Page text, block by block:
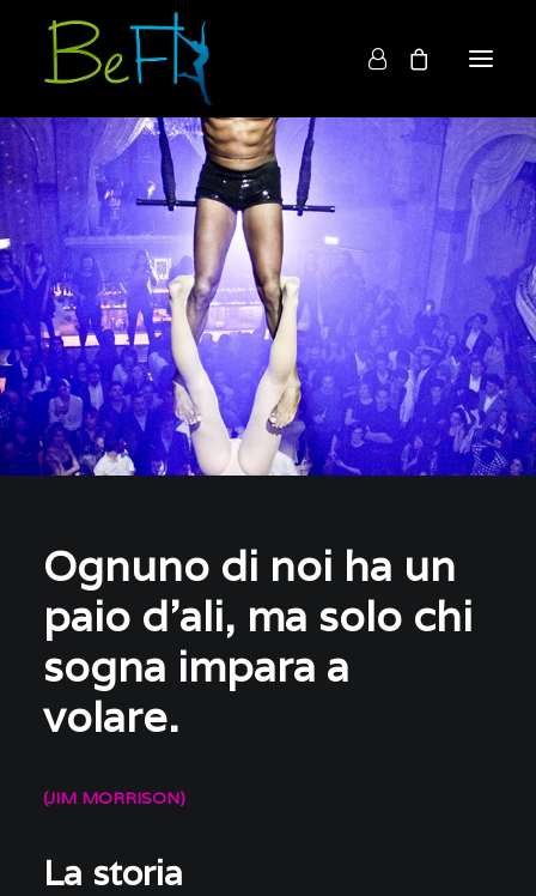
Home
Chi siamo
Cosa facciamo
Acquista
Contatti
English
OPEN WEEK
Ognuno di noi ha un
paio d'ali, ma solo chi
sogna impara a
volare.
(JIM MORRISON)
La storia